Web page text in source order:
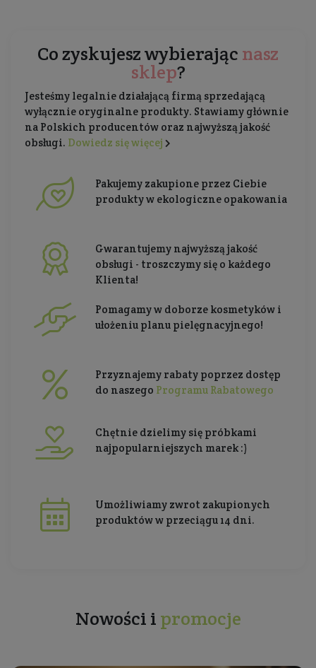
Co zyskujesz wybierając nasz
sklep?
Jesteśmy legalnie działającą firmą sprzedającą
wyłącznie oryginalne produkty. Stawiamy głównie
na Polskich producentów oraz najwyższą jakość
obsługi. Dowiedz się więcej
Pakujemy zakupione przez Ciebie
produkty w ekologiczne opakowania
Gwarantujemy najwyższą jakość
obsługi - troszczymy się o każdego
Klienta!
Pomagamy w doborze kosmetyków i
ułożeniu planu pielęgnacyjnego!
Przyznajemy rabaty poprzez dostęp
do naszego Programu Rabatowego
Chętnie dzielimy się próbkami
najpopularniejszych marek :)
Umożliwiamy zwrot zakupionych
produktów w przeciągu 14 dni.
Nowości i promocje